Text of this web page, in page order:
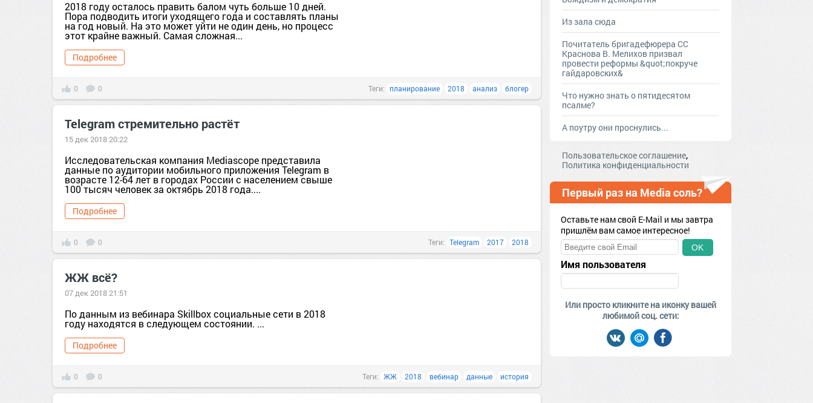
2018 году осталось править балом чуть больше 10 дней.
Пора подводить итоги уходящего года и составлять планы
на год новый. На это может уйти не один день, но процесс
этот крайне важный. Самая сложная...
Подробнее
0 0 Теги: планирование 2018 анализ блогер
Telegram стремительно растёт
15 дек 2018 20:22
Исследовательская компания Mediascope представила
данные по аудитории мобильного приложения Telegram в
возрасте 12-64 лет в городах России с населением свыше
100 тысяч человек за октябрь 2018 года....
Подробнее
0 0 Теги: Telegram 2017 2018
ЖЖ всё?
07 дек 2018 21:51
По данным из вебинара Skillbox социальные сети в 2018
году находятся в следующем состоянии. ...
Подробнее
0 0 Теги: ЖЖ 2018 вебинар данные история
Из зала сюда
Почитатель бригадефюрера СС
Краснова В. Мелихов призвал
провести реформы &quot;покруче
гайдаровских&
Что нужно знать о пятидесятом
псалме?
А поутру они проснулись...
Пользовательское соглашение,
Политика конфиденциальности
Первый раз на Media соль?
Оставьте нам свой E-Mail и мы завтра
пришлём вам самое интересное!
OK
Имя пользователя
Или просто кликните на иконку вашей
любимой соц. сети: